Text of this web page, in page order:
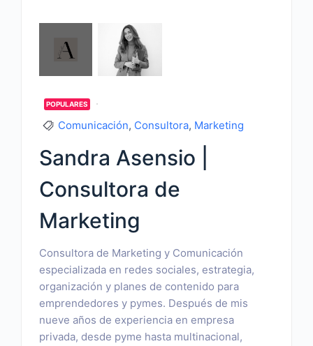
POPULARES
Comunicación, Consultora, Marketing
Sandra Asensio |
Consultora de
Marketing
Consultora de Marketing y Comunicación
especializada en redes sociales, estrategia,
organización y planes de contenido para
emprendedores y pymes. Después de mis
nueve años de experiencia en empresa
privada, desde pyme hasta multinacional,